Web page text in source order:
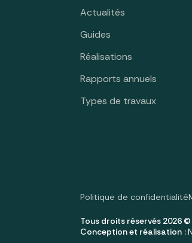
Actualités
Guides
Réalisations
Rapports annuels
Types de travaux
Politique de confidentialité
Tous droits réservés 2026
Conception et réalisation :